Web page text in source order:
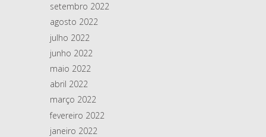
setembro 2022
agosto 2022
julho 2022
junho 2022
maio 2022
abril 2022
março 2022
fevereiro 2022
janeiro 2022